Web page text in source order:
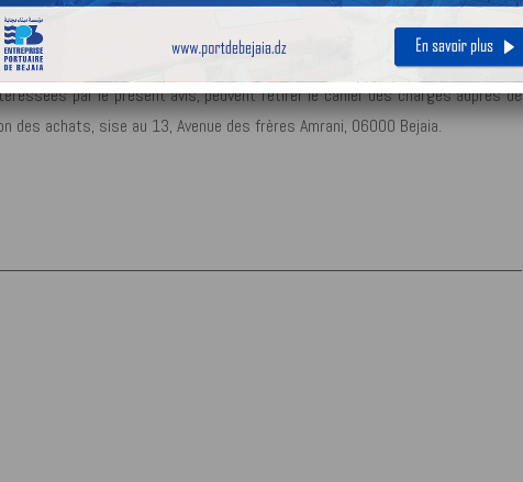
consultation pour la sélection d’un partenaire cocontractant en mesure de
n° 130-131 de marque TOYOTA 10T.
par le présent avis, peuvent retirer le cahier des charges auprès de
des achats, sise au 13, Avenue des frères Amrani, 06000 Bejaia.